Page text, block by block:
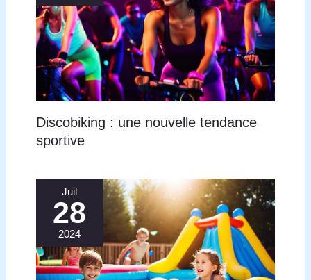
Discobiking : une nouvelle tendance
sportive
Juil
28
2024